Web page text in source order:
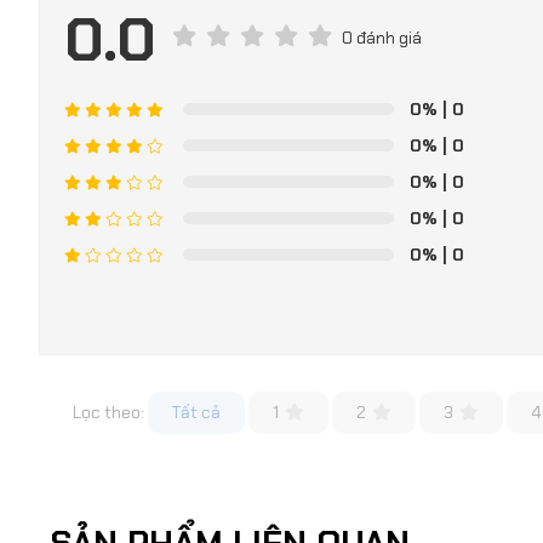
0.0 0 đánh giá
0% | 0
0% | 0
0% | 0
0% | 0
0% | 0
Lọc theo: Tất cả 1 2 3 4